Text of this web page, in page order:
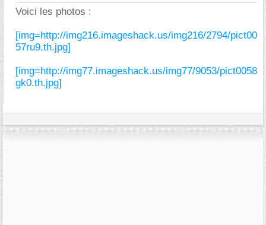
Voici les photos :
[img=http://img216.imageshack.us/img216/2794/pict00
57ru9.th.jpg]
[img=http://img77.imageshack.us/img77/9053/pict0058
gk0.th.jpg]